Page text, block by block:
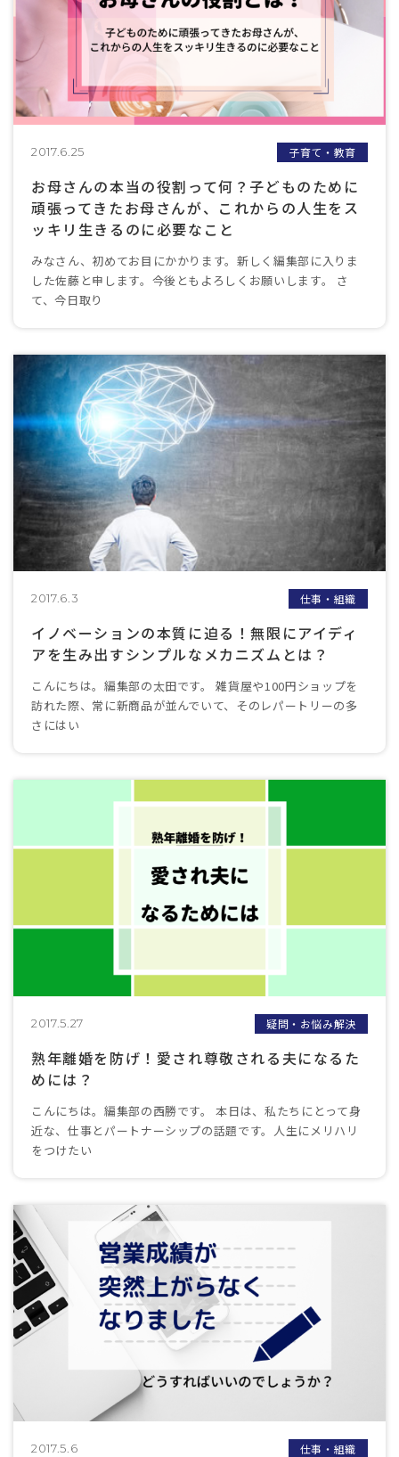
2017.6.25 子育て・教育
お母さんの本当の役割って何？子どものために
頑張ってきたお母さんが、これからの人生をス
ッキリ生きるのに必要なこと
みなさん、初めてお目にかかります。新しく編集部に入りま
した佐藤と申します。今後ともよろしくお願いします。 さ
て、今日取り
2017.6.3 仕事・組織
イノベーションの本質に迫る！無限にアイディ
アを生み出すシンプルなメカニズムとは？
こんにちは。編集部の太田です。 雑貨屋や100円ショップを
訪れた際、常に新商品が並んでいて、そのレパートリーの多
さにはい
2017.5.27 疑問・お悩み解決
熟年離婚を防げ！愛され尊敬される夫になるた
めには？
こんにちは。編集部の西勝です。 本日は、私たちにとって身
近な、仕事とパートナーシップの話題です。人生にメリハリ
をつけたい
2017.5.6 仕事・組織